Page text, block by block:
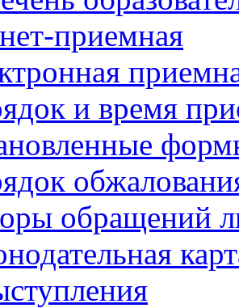
приемная
и время
обращений